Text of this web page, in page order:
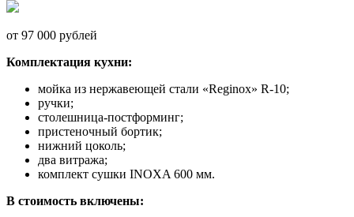
от 97 000 рублей
Комплектация кухни:
мойка из нержавеющей стали «Reginox» R-10;
ручки;
столешница-постформинг;
пристеночный бортик;
нижний цоколь;
два витража;
комплект сушки INOXA 600 мм.
В стоимость включены: